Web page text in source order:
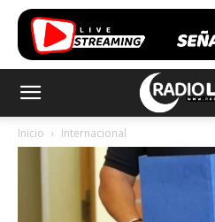
Inicio Internacional